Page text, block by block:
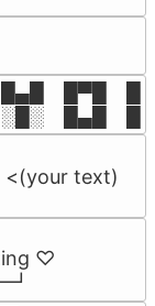
█▀█
█▄█
<(your text)
♡